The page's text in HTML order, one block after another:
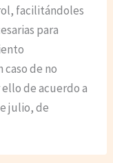
facilitándoles
para
de no
de acuerdo a
julio, de